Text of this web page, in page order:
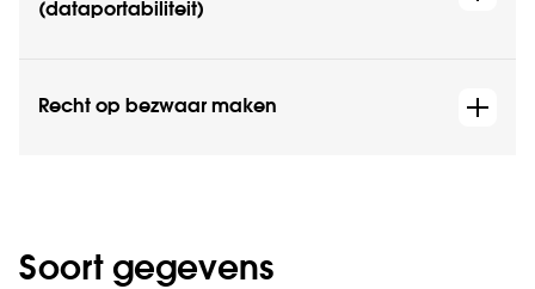
(dataportabiliteit)
Recht op bezwaar maken
Soort gegevens